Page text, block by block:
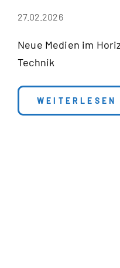
27.02.2026
Neue Medien im
Technik
WEITERLESEN
: